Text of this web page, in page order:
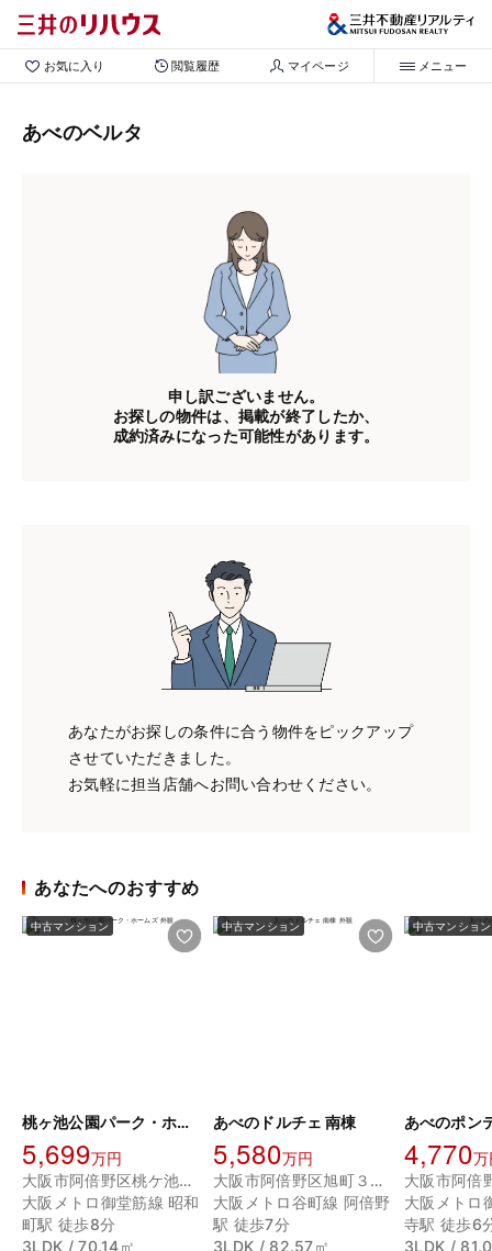
お気に入り 閲覧履歴 マイページ メニュー
あべのベルタ
申し訳ございません。
お探しの物件は、掲載が終了したか、
成約済みになった可能性があります。
あなたがお探しの条件に合う物件をピックアップ
させていただきました。
お気軽に担当店舗へお問い合わせください。
あなたへのおすすめ
中古マンション
桃ヶ池公園パーク・ホームズ
5,699万円
大阪市阿倍野区桃ケ池町１丁目
大阪メトロ御堂筋線 昭和
町駅 徒歩8分
3LDK / 70.14㎡
中古マンション
あべのドルチェ 南棟
5,580万円
大阪市阿倍野区旭町３丁目
大阪メトロ谷町線 阿倍野
駅 徒歩7分
3LDK / 82.57㎡
中古マンション
あべのポン
4,770万
大阪メトロ
寺駅 徒歩6
3LDK /